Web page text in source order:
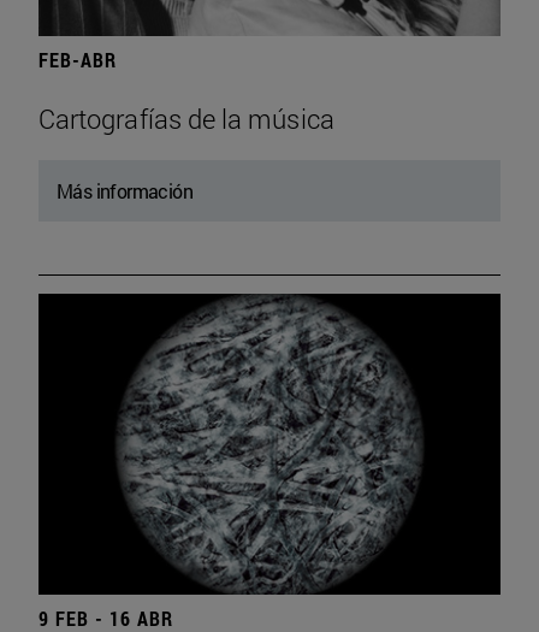
FEB-ABR
Cartografías de la música
Más información
9 FEB - 16 ABR